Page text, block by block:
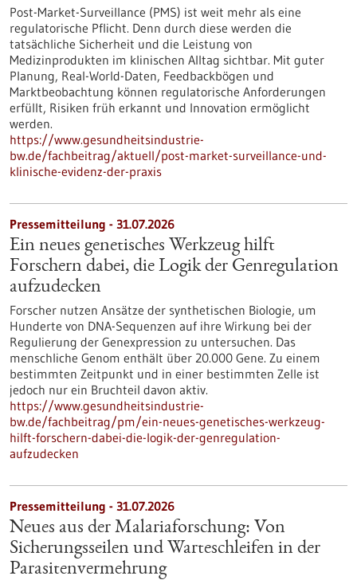
Post-Market-Surveillance (PMS) ist weit mehr als eine
regulatorische Pflicht. Denn durch diese werden die
tatsächliche Sicherheit und die Leistung von
Medizinprodukten im klinischen Alltag sichtbar. Mit guter
Planung, Real-World-Daten, Feedbackbögen und
Marktbeobachtung können regulatorische Anforderungen
erfüllt, Risiken früh erkannt und Innovation ermöglicht
werden.
https://www.gesundheitsindustrie-
bw.de/fachbeitrag/aktuell/post-market-surveillance-und-
klinische-evidenz-der-praxis
Pressemitteilung - 31.07.2026
Ein neues genetisches Werkzeug hilft
Forschern dabei, die Logik der Genregulation
aufzudecken
Forscher nutzen Ansätze der synthetischen Biologie, um
Hunderte von DNA-Sequenzen auf ihre Wirkung bei der
Regulierung der Genexpression zu untersuchen. Das
menschliche Genom enthält über 20.000 Gene. Zu einem
bestimmten Zeitpunkt und in einer bestimmten Zelle ist
jedoch nur ein Bruchteil davon aktiv.
https://www.gesundheitsindustrie-
bw.de/fachbeitrag/pm/ein-neues-genetisches-werkzeug-
hilft-forschern-dabei-die-logik-der-genregulation-
aufzudecken
Pressemitteilung - 31.07.2026
Neues aus der Malariaforschung: Von
Sicherungsseilen und Warteschleifen in der
Parasitenvermehrung